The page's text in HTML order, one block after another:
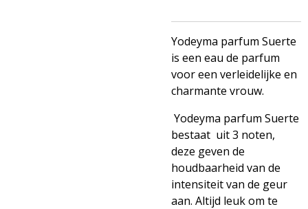
Yodeyma parfum Suerte
is een eau de parfum
voor een verleidelijke en
charmante vrouw.
Yodeyma parfum Suerte
bestaat uit 3 noten,
deze geven de
houdbaarheid van de
intensiteit van de geur
aan. Altijd leuk om te